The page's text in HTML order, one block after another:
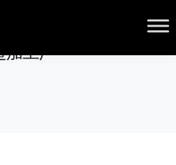
加工厂